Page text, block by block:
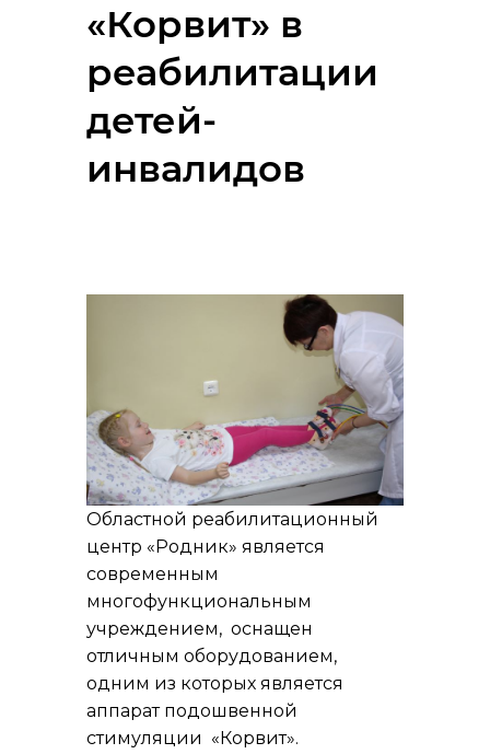
«Корвит» в
реабилитации
детей-
инвалидов
Областной реабилитационный
центр «Родник» является
современным
многофункциональным
учреждением, оснащен
отличным оборудованием,
одним из которых является
аппарат подошвенной
стимуляции «Корвит».